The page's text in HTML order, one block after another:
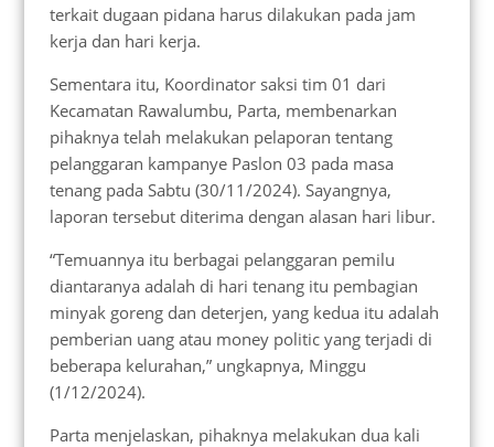
terkait dugaan pidana harus dilakukan pada jam
kerja dan hari kerja.
Sementara itu, Koordinator saksi tim 01 dari
Kecamatan Rawalumbu, Parta, membenarkan
pihaknya telah melakukan pelaporan tentang
pelanggaran kampanye Paslon 03 pada masa
tenang pada Sabtu (30/11/2024). Sayangnya,
laporan tersebut diterima dengan alasan hari libur.
“Temuannya itu berbagai pelanggaran pemilu
diantaranya adalah di hari tenang itu pembagian
minyak goreng dan deterjen, yang kedua itu adalah
pemberian uang atau money politic yang terjadi di
beberapa kelurahan,” ungkapnya, Minggu
(1/12/2024).
Parta menjelaskan, pihaknya melakukan dua kali